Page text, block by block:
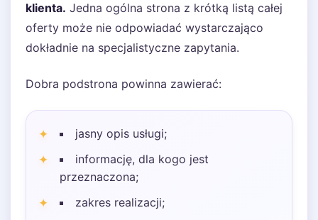
klienta. Jedna ogólna strona z krótką listą całej
oferty może nie odpowiadać wystarczająco
dokładnie na specjalistyczne zapytania.
Dobra podstrona powinna zawierać:
jasny opis usługi;
informację, dla kogo jest
przeznaczona;
zakres realizacji;